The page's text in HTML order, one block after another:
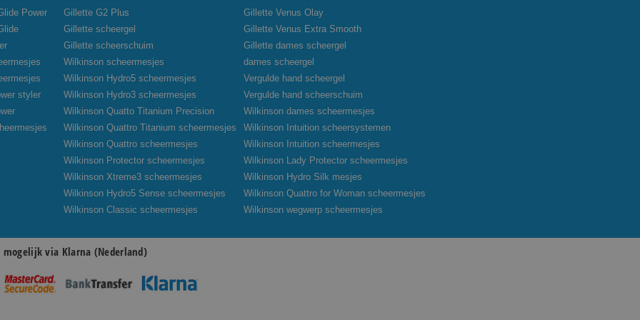
Power
styler
Gillette G2 Plus
Gillette scheergel
Gillette scheerschuim
Wilkinson scheermesjes
Wilkinson Hydro5 scheermesjes
Wilkinson Hydro3 scheermesjes
Wilkinson Quatto Titanium Precision
Wilkinson Quattro Titanium scheermesjes
Wilkinson Quattro scheermesjes
Wilkinson Protector scheermesjes
Wilkinson Xtreme3 scheermesjes
Wilkinson Hydro5 Sense scheermesjes
Wilkinson Classic scheermesjes
Gillette Venus Olay
Gillette Venus Extra Smooth
Gillette dames scheergel
dames scheergel
Vergulde hand scheergel
Vergulde hand scheerschuim
Wilkinson dames scheermesjes
Wilkinson Intuition scheersystemen
Wilkinson Intuition scheermesjes
Wilkinson Lady Protector scheermesjes
Wilkinson Hydro Silk mesjes
Wilkinson Quattro for Woman scheermesjes
Wilkinson wegwerp scheermesjes
mogelijk via Klarna (Nederland)